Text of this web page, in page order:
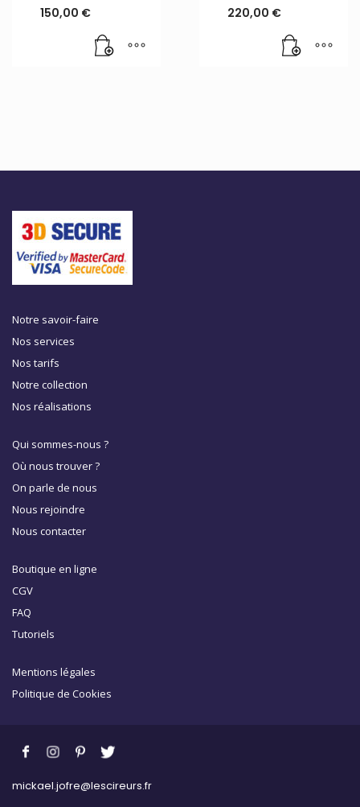
150,00 € 220,00 €
Notre savoir-faire
Nos services
Nos tarifs
Notre collection
Nos réalisations
Qui sommes-nous ?
Où nous trouver ?
On parle de nous
Nous rejoindre
Nous contacter
Boutique en ligne
CGV
FAQ
Tutoriels
Mentions légales
Politique de Cookies
mickael.jofre@lescireurs.fr